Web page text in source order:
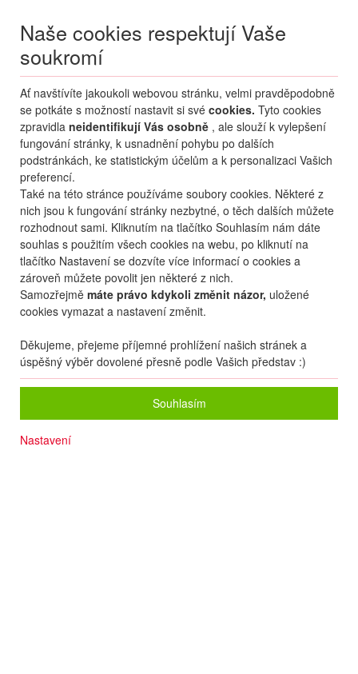
Naše cookies respektují Vaše
soukromí
Ať navštívíte jakoukoli webovou stránku, velmi pravděpodobně
se potkáte s možností nastavit si své cookies. Tyto cookies
zpravidla neidentifikují Vás osobně , ale slouží k vylepšení
fungování stránky, k usnadnění pohybu po dalších
podstránkách, ke statistickým účelům a k personalizaci Vašich
preferencí.
Také na této stránce používáme soubory cookies. Některé z
nich jsou k fungování stránky nezbytné, o těch dalších můžete
rozhodnout sami. Kliknutím na tlačítko Souhlasím nám dáte
souhlas s použitím všech cookies na webu, po kliknutí na
tlačítko Nastavení se dozvíte více informací o cookies a
zároveň můžete povolit jen některé z nich.
Samozřejmě máte právo kdykoli změnit názor, uložené
cookies vymazat a nastavení změnit.
Děkujeme, přejeme příjemné prohlížení našich stránek a
úspěšný výběr dovolené přesně podle Vašich představ :)
Souhlasím
Nastavení
Menu
MojePřihlášení
Destinace nerozhoduje
09.08.-...• 2 osoby
Od nejoblíbenějšího Od nejlevnějšího Od nejdražšího
Od nejbližšího termínu
Probíhá vyhledávání